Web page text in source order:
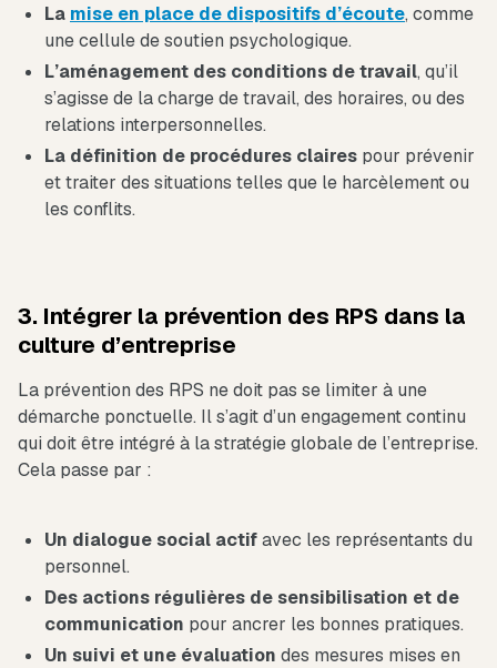
La mise en place de dispositifs d’écoute, comme
une cellule de soutien psychologique.
L’aménagement des conditions de travail, qu’il
s’agisse de la charge de travail, des horaires, ou des
relations interpersonnelles.
La définition de procédures claires pour prévenir
et traiter des situations telles que le harcèlement ou
les conflits.
3. Intégrer la prévention des RPS dans la
culture d’entreprise
La prévention des RPS ne doit pas se limiter à une
démarche ponctuelle. Il s’agit d’un engagement continu
qui doit être intégré à la stratégie globale de l’entreprise.
Cela passe par :
Un dialogue social actifavec les représentants du
personnel.
Des actions régulières de sensibilisation et de
communication pour ancrer les bonnes pratiques.
Un suivi et une évaluation des mesures mises en